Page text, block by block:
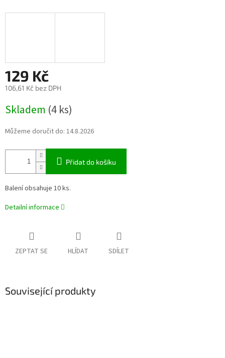
129 Kč
106,61 Kč bez DPH
cena:
Skladem (4 ks)
Můžeme doručit do: 14.8.2026
Přidat do košíku
Balení obsahuje 10 ks.
Detailní informace
ZEPTAT SE HLÍDAT SDÍLET
Související produkty